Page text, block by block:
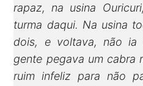
rapaz, na usina
turma daqui. Na usina
dois, e voltava, não
gente pegava um cabra
ruim infeliz para não